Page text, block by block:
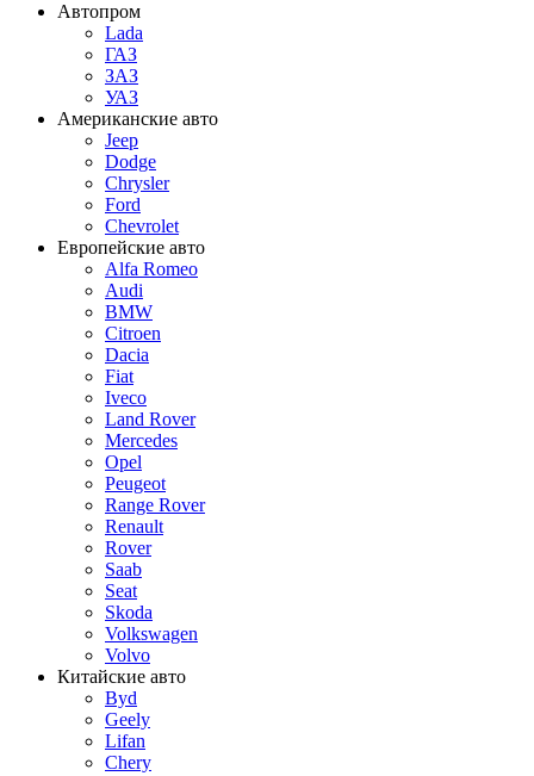
Автопром
Lada
ГАЗ
ЗАЗ
УАЗ
Американские авто
Jeep
Dodge
Chrysler
Ford
Chevrolet
Европейские авто
Alfa Romeo
Audi
BMW
Citroen
Dacia
Fiat
Iveco
Land Rover
Mercedes
Opel
Peugeot
Range Rover
Renault
Rover
Saab
Seat
Skoda
Volkswagen
Volvo
Китайские авто
Byd
Geely
Lifan
Chery